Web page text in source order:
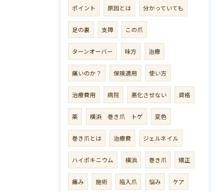
ポイント 原因とは 分かっていても
足の裏 支障 この爪
ターンオーバー 味方 治療
痛いのか？ 保険適用 使い方
治療費用 病院 悪化させない 資格
薬 横浜 巻き爪 トゲ 変色
巻き爪とは 治療費 ジェルネイル
ハイポキニウム 横浜 巻き爪 矯正
痛み 施術 陥入爪 悩み ケア